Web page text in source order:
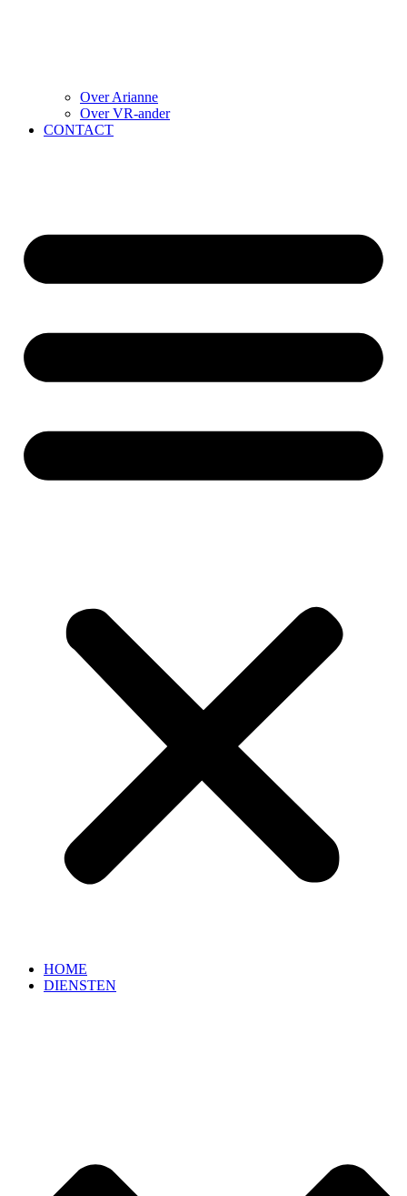
Over Arianne
Over VR-ander
CONTACT
HOME
DIENSTEN